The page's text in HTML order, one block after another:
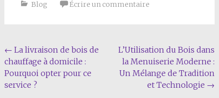
Blog Écrire un commentaire
Navigation
de
l'article
← La livraison de bois de
chauffage à domicile :
Pourquoi opter pour ce
service ?
L’Utilisation du Bois dans
la Menuiserie Moderne :
Un Mélange de Tradition
et Technologie →